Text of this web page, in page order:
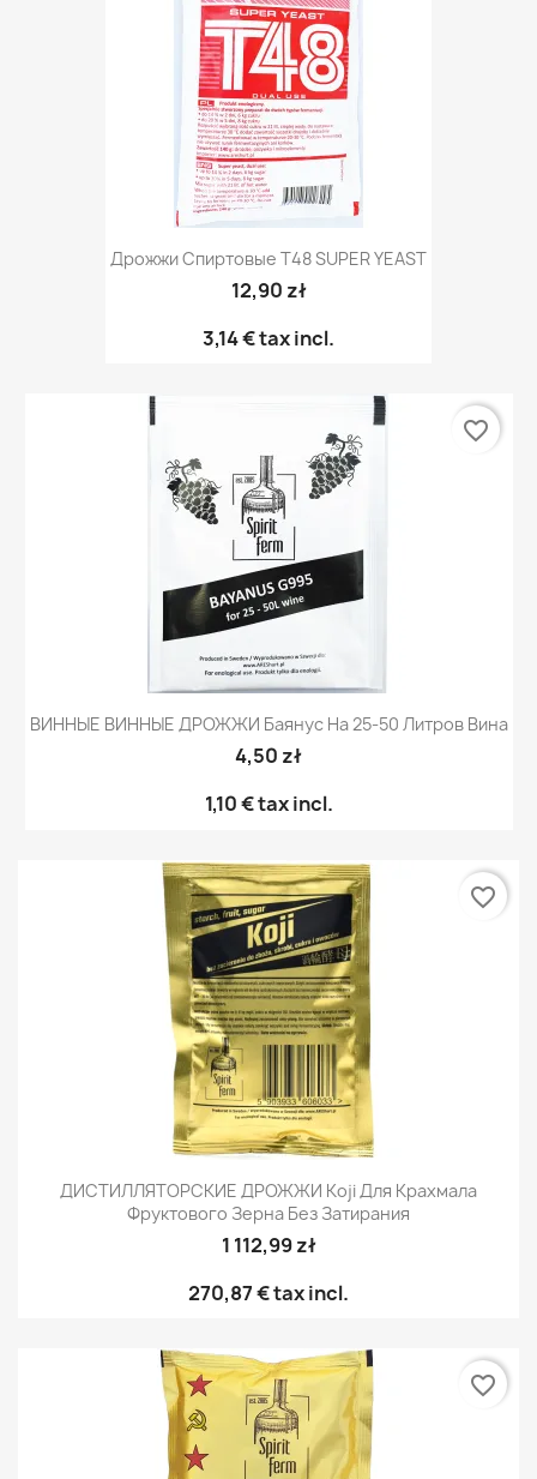
Дрожжи Спиртовые T48 SUPER YEAST
12,90 zł
3,14 €tax incl.
ВИННЫЕ ВИННЫЕ ДРОЖЖИ Баянус На 25-50 Литров Вина
4,50 zł
1,10 €tax incl.
favorite_border
ДИСТИЛЛЯТОРСКИЕ ДРОЖЖИ Koji Для Крахмала
Фруктового Зерна Без Затирания
1 112,99 zł
270,87 €tax incl.
favorite_border
favorite_border